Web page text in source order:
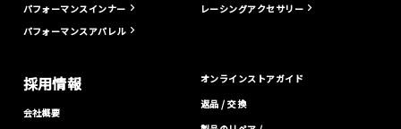
パフォーマンスインナー
パフォーマンスアパレル
レーシングアクセサリー
採用情報
会社概要
オンラインストアガイド
返品 / 交換